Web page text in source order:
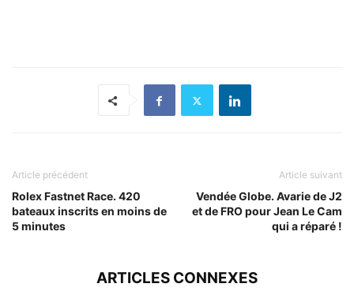
Article précédent
Rolex Fastnet Race. 420
bateaux inscrits en moins de
5 minutes
Article suivant
Vendée Globe. Avarie de J2
et de FRO pour Jean Le Cam
qui a réparé !
ARTICLES CONNEXES